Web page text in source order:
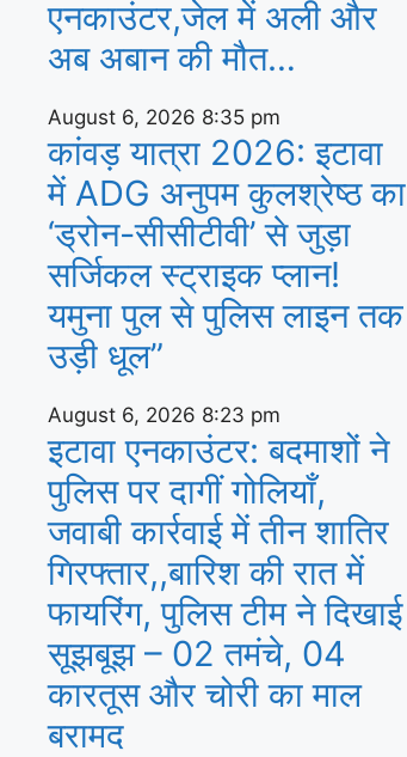
एनकाउंटर,जेल में अली और
अब अबान की मौत…
August 6, 2026 8:35 pm
कांवड़ यात्रा 2026: इटावा
में ADG अनुपम कुलश्रेष्ठ का
‘ड्रोन-सीसीटीवी’ से जुड़ा
सर्जिकल स्ट्राइक प्लान!
यमुना पुल से पुलिस लाइन तक
उड़ी धूल”
August 6, 2026 8:23 pm
इटावा एनकाउंटर: बदमाशों ने
पुलिस पर दागीं गोलियाँ,
जवाबी कार्रवाई में तीन शातिर
गिरफ्तार,,बारिश की रात में
फायरिंग, पुलिस टीम ने दिखाई
सूझबूझ – 02 तमंचे, 04
कारतूस और चोरी का माल
बरामद